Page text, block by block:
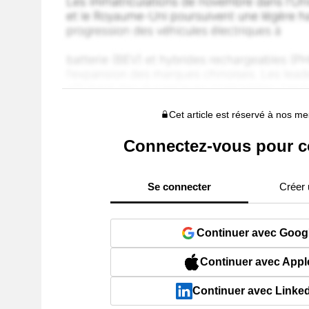
Cet article est réservé à nos
Connectez-vous pour
Se connecter Créer
Continuer avec
Continuer avec
Continuer avec